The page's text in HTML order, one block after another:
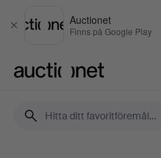
Stäng
Auctionet
Finns på Google Play